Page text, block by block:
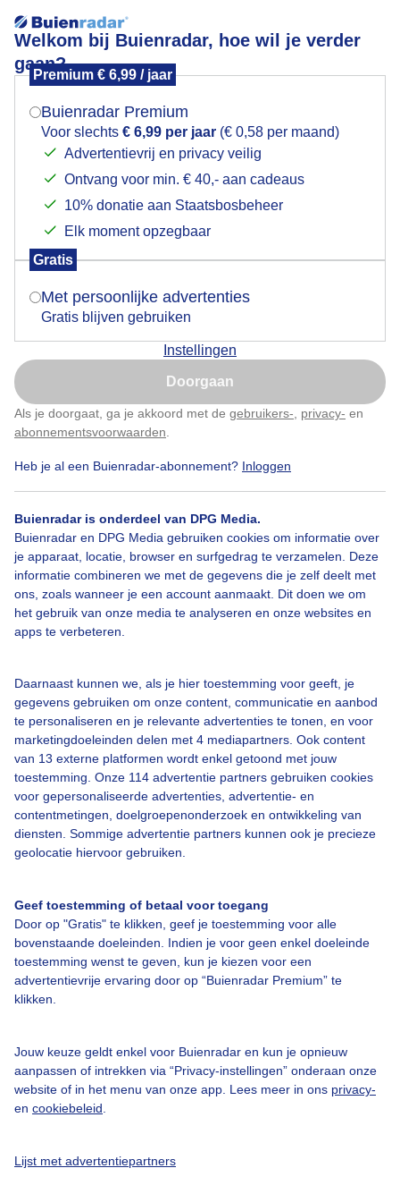
Welkom bij Buienradar, hoe wil je verder
gaan?
Premium € 6,99 / jaar
Buienradar Premium
Voor slechts € 6,99 per jaar (€ 0,58 per maand)
Advertentievrij en privacy veilig
Ontvang voor min. € 40,- aan cadeaus
10% donatie aan Staatsbosbeheer
Elk moment opzegbaar
Gratis
Met persoonlijke advertenties
Gratis blijven gebruiken
Instellingen
Doorgaan
Als je doorgaat, ga je akkoord met de gebruikers- privacy- en
abonnementsvoorwaarden
Heb je al een Buienradar-abonnement? Inloggen
Buienradar is onderdeel van DPG Media.
Buienradar en DPG Media gebruiken cookies om informatie over
je apparaat, locatie, browser en surfgedrag te verzamelen. Deze
informatie combineren we met de gegevens die je zelf deelt met
ons, zoals wanneer je een account aanmaakt. Dit doen we om
het gebruik van onze media te analyseren en onze websites en
apps te verbeteren.
Daarnaast kunnen we, als je hier toestemming voor geeft, je
gegevens gebruiken om onze content, communicatie en aanbod
te personaliseren en je relevante advertenties te tonen, en voor
marketingdoeleinden delen met 4 mediapartners. Ook content
van 13 externe platformen wordt enkel getoond met jouw
toestemming. Onze 114 advertentie partners gebruiken cookies
voor gepersonaliseerde advertenties, advertentie- en
contentmetingen, doelgroepenonderzoek en ontwikkeling van
diensten. Sommige advertentie partners kunnen ook je precieze
geolocatie hiervoor gebruiken.
Geef toestemming of betaal voor toegang
Door op "Gratis" te klikken, geef je toestemming voor alle
bovenstaande doeleinden. Indien je voor geen enkel doeleinde
toestemming wenst te geven, kun je kiezen voor een
advertentievrije ervaring door op “Buienradar Premium” te
klikken.
Jouw keuze geldt enkel voor Buienradar en kun je opnieuw
aanpassen of intrekken via “Privacy-instellingen” onderaan onze
website of in het menu van onze app. Lees meer in ons privacy-
en cookiebeleid
Lijst met advertentiepartners
Terschelling Marieke Feenstra
Door: Marieke Feenstra Gemaakt: 09-11-2025, 10x bekeken
Een moment geduld aub...
Over Buienradar
Bedrijfsgegevens
Veelgestelde vragen
Contact
Gebruikersvoorwaarden
Adverteren
Buienradar Team
Privacy beleid
Privacy instellingen
Gratis weerdata
Buienradar
Mogen we je locatie gebruiken voor het
Indien je hier nog geen akkoord op hebt gegeven,
verschijnt er zo een pop-up uit je browser waarin
Is goed, toon de popup
Nu niet, misschien later
Klik hierom dit aan te passen